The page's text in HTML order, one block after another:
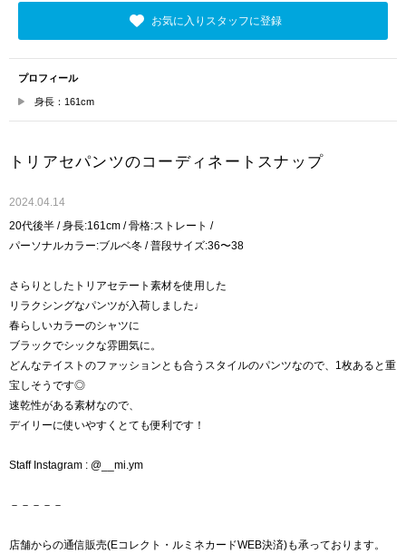
お気に入りスタッフに登録
プロフィール
身長：161cm
トリアセパンツのコーディネートスナップ
2024.04.14
20代後半 / 身長:161cm / 骨格:ストレート /
パーソナルカラー:ブルベ冬 / 普段サイズ:36〜38
さらりとしたトリアセテート素材を使用した
リラクシングなパンツが入荷しました♩
春らしいカラーのシャツに
ブラックでシックな雰囲気に。
どんなテイストのファッションとも合うスタイルのパンツなので、1枚あると重
宝しそうです◎
速乾性がある素材なので、
デイリーに使いやすくとても便利です！
Staff Instagram : @__mi.ym
－－－－－
店舗からの通信販売(Eコレクト・ルミネカードWEB決済)も承っております。